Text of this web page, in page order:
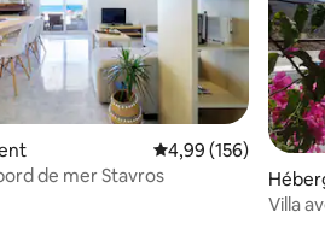
Évaluation moyenne
4,99 (156)
de mer Stavros
Villa